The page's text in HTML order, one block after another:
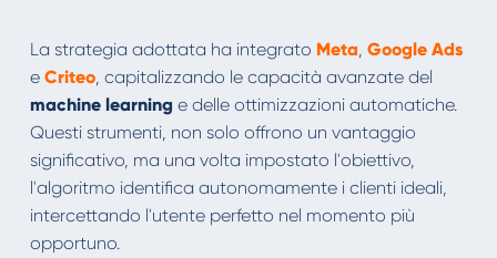
La strategia adottata ha integrato Meta, Google Ads
e Criteo, capitalizzando le capacità avanzate del
machine learning e delle ottimizzazioni automatiche.
Questi strumenti, non solo offrono un vantaggio
significativo, ma una volta impostato l'obiettivo,
l'algoritmo identifica autonomamente i clienti ideali,
intercettando l'utente perfetto nel momento più
opportuno.